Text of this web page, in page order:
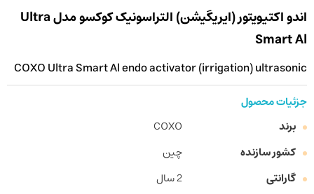
اندو اکتیویتور (ایریگیشن) التراسونیک کوکسو مدل Ultra
Smart Al
COXO Ultra Smart Al endo activator (irrigation) ultrasonic
جزئیات محصول
برند
COXO
کشور سازنده
چین
گارانتی
2 سال